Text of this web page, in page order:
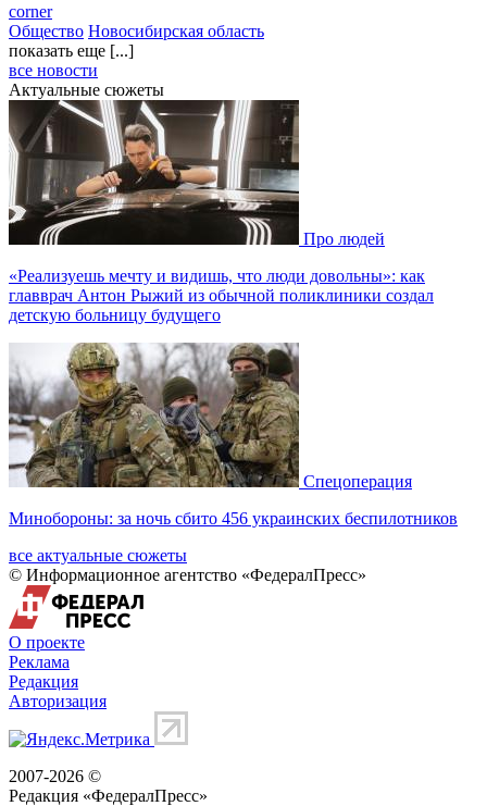
corner
Общество Новосибирская область
показать еще [...]
все новости
Актуальные сюжеты
Про людей
«Реализуешь мечту и видишь, что люди довольны»: как
главврач Антон Рыжий из обычной поликлиники создал
детскую больницу будущего
Спецоперация
Минобороны: за ночь сбито 456 украинских беспилотников
все актуальные сюжеты
© Информационное агентство «ФедералПресс»
О проекте
Реклама
Редакция
Авторизация
2007-2026 ©
Редакция «ФедералПресс»